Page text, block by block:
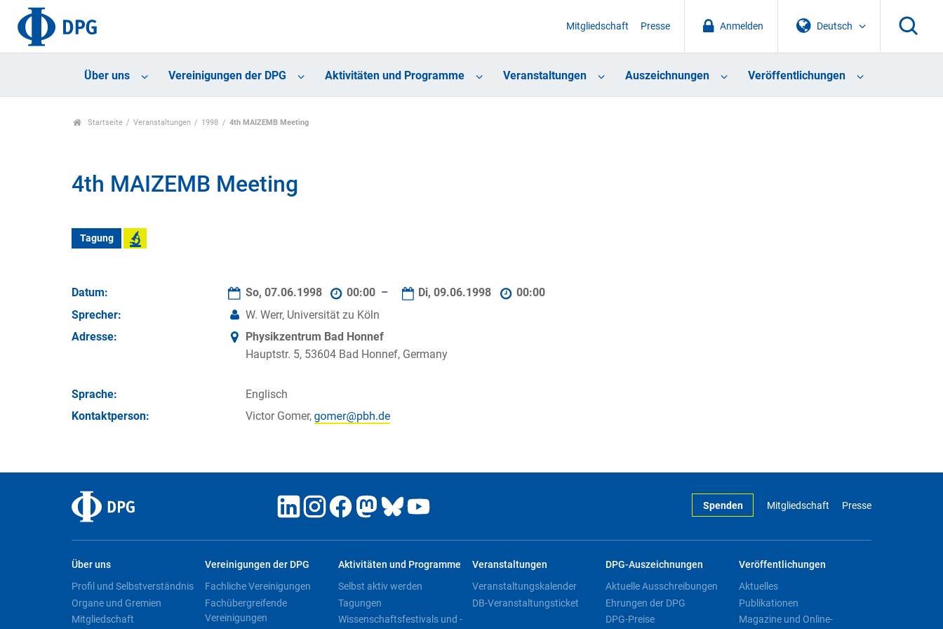
Deutsch
Anmelden
Mitgliedschaft Presse
Über uns Vereinigungen der DPG Aktivitäten und Programme Veranstaltungen Auszeichnungen Veröffentlichungen
Startseite Veranstaltungen 1998 4th MAIZEMB Meeting
4th MAIZEMB Meeting
Tagung
Datum: So, 07.06.1998 00:00 – Di, 09.06.1998
00:00
Sprecher:
W. Werr, Universität zu Köln
Adresse:
Physikzentrum Bad Honnef
Hauptstr. 5, 53604 Bad Honnef, Germany
Sprache:
Englisch
Kontakt­person:
Victor Gomer,
Spenden Mitgliedschaft Presse
Über uns
Profil und Selbstverständnis
Organe und Gremien
Mitgliedschaft
Vereinigungen der DPG
Fachliche Vereinigungen
Fachübergreifende
Vereinigungen
Aktivitäten und Programme
Selbst aktiv werden
Tagungen
Wissenschaftsfestivals und -
Veranstaltungen
Veranstaltungskalender
DB-Veranstaltungsticket
DPG-Auszeichnungen
Aktuelle Ausschreibungen
Ehrungen der DPG
DPG-Preise
Veröffentlichungen
Aktuelles
Publikationen
Magazine und Online-